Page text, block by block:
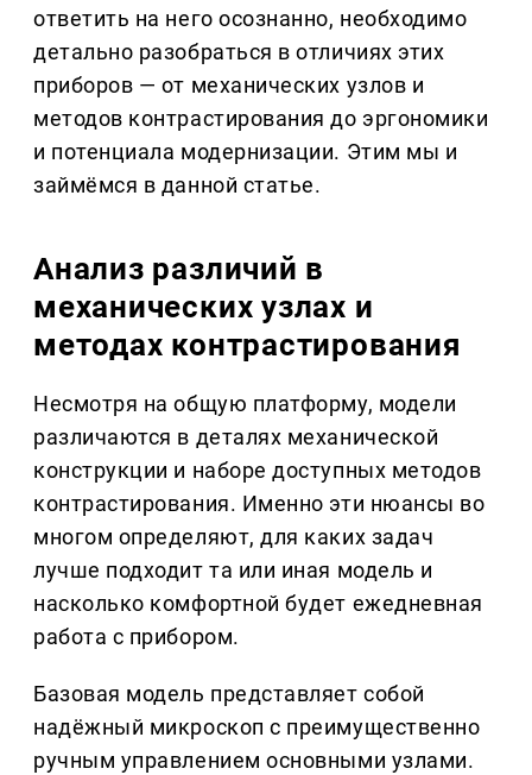
ответить на него осознанно, необходимо
детально разобраться в отличиях этих
приборов — от механических узлов и
методов контрастирования до эргономики
и потенциала модернизации. Этим мы и
займёмся в данной статье.
Анализ различий в
механических узлах и
методах контрастирования
Несмотря на общую платформу, модели
различаются в деталях механической
конструкции и наборе доступных методов
контрастирования. Именно эти нюансы во
многом определяют, для каких задач
лучше подходит та или иная модель и
насколько комфортной будет ежедневная
работа с прибором.
Базовая модель представляет собой
надёжный микроскоп с преимущественно
ручным управлением основными узлами.